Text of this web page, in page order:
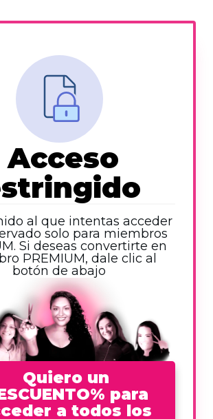
Acceso
al que intentas acceder
solo para miembros
Si deseas convertirte en
PREMIUM, dale clic al
botón de abajo
Quiero un
para
a todos los